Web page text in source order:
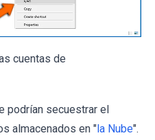
cuentas de
podrían secuestrar el
almacenados en "la Nube".